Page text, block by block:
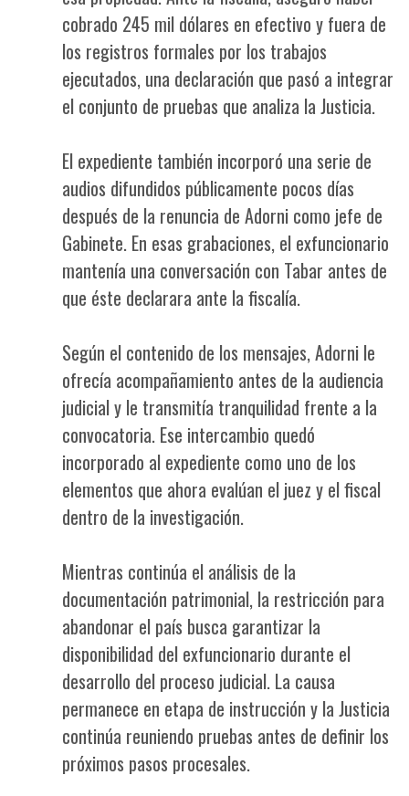
cobrado 245 mil dólares en efectivo y fuera de
los registros formales por los trabajos
ejecutados, una declaración que pasó a integrar
el conjunto de pruebas que analiza la Justicia.
El expediente también incorporó una serie de
audios difundidos públicamente pocos días
después de la renuncia de Adorni como jefe de
Gabinete. En esas grabaciones, el exfuncionario
mantenía una conversación con Tabar antes de
que éste declarara ante la fiscalía.
Según el contenido de los mensajes, Adorni le
ofrecía acompañamiento antes de la audiencia
judicial y le transmitía tranquilidad frente a la
convocatoria. Ese intercambio quedó
incorporado al expediente como uno de los
elementos que ahora evalúan el juez y el fiscal
dentro de la investigación.
Mientras continúa el análisis de la
documentación patrimonial, la restricción para
abandonar el país busca garantizar la
disponibilidad del exfuncionario durante el
desarrollo del proceso judicial. La causa
permanece en etapa de instrucción y la Justicia
continúa reuniendo pruebas antes de definir los
próximos pasos procesales.